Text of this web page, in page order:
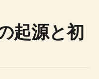
起源と初